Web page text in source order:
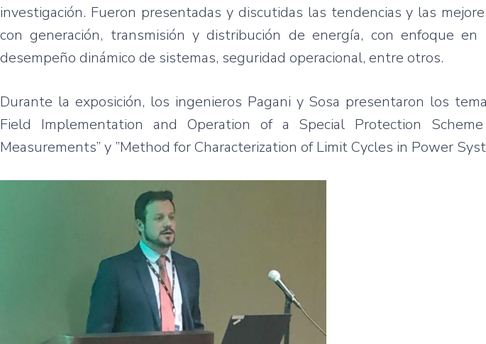
investigación. Fueron presentadas y discutidas las tendencias y las
con generación, transmisión y distribución de energía, con enfoque
desempeño dinámico de sistemas, seguridad operacional, entre otros.
Durante la exposición, los ingenieros Pagani y Sosa presentaron los
Field Implementation and Operation of a Special Protection
Measurements” y ”Method for Characterization of Limit Cycles in Power